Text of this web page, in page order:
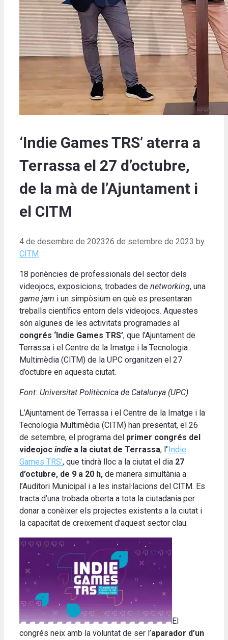
‘Indie Games TRS’ aterra a
Terrassa el 27 d’octubre,
de la mà de l’Ajuntament i
el CITM
4 de desembre de 202326 de setembre de 2023 by
CITM
18 ponències de professionals del sector dels
videojocs, exposicions, trobades de networking, una
game jam i un simpòsium en què es presentaran
treballs científics entorn dels videojocs. Aquestes
són algunes de les activitats programades al
congrés ‘Indie Games TRS’, que l’Ajuntament de
Terrassa i el Centre de la Imatge i la Tecnologia
Multimèdia (CITM) de la UPC organitzen el 27
d’octubre en aquesta ciutat.
Font: Universitat Politècnica de Catalunya (UPC)
L’Ajuntament de Terrassa i el Centre de la Imatge i la
Tecnologia Multimèdia (CITM) han presentat, el 26
de setembre, el programa del primer congrés del
videojoc indie a la ciutat de Terrassa, l’‘Indie
Games TRS’, que tindrà lloc a la ciutat el dia 27
d’octubre, de 9 a 20 h, de manera simultània a
l’Auditori Municipal i a les instal·lacions del CITM. Es
tracta d’una trobada oberta a tota la ciutadania per
donar a conèixer els projectes existents a la ciutat i
la capacitat de creixement d’aquest sector clau.
El
congrés neix amb la voluntat de ser l’aparador d’un